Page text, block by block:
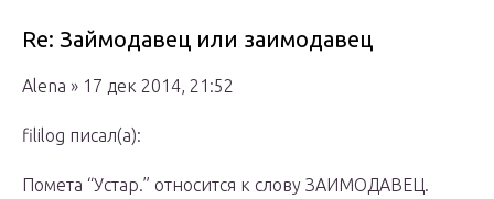
Re: Займодавец или заимодавец
Alena » 17 дек 2014, 21:52
fililog писал(а):
Помета “Устар.” относится к слову ЗАИМОДАВЕЦ.